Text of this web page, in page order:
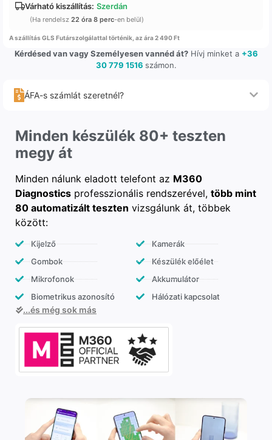
Várható kiszállítás: Szerdán
(Ha rendelsz 22 óra 8 perc-en belül)
A szállítás GLS Futárszolgálattal történik, az ára 2 490 Ft
Kérdésed van vagy Személyesen vannéd át?Hívj minket a +36
30 779 1516 számon.
ÁFA-s számlát szeretnél?
Minden készülék 80+ teszten
megy át
Minden nálunk eladott telefont az M360
Diagnostics professzionális rendszerével, több mint
80 automatizált teszten vizsgálunk át, többek
között:
Kijelző
Gombok
Mikrofonok
Biometrikus azonosító
Kamerák
Készülék előélet
Akkumulátor
Hálózati kapcsolat
...és még sok más